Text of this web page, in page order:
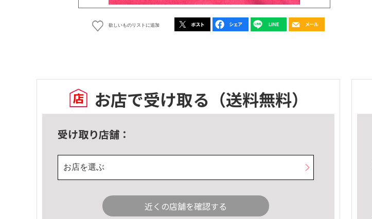
欲しいものリストに追加
お店で受け取る （送料無料）
受け取り店舗：
お店を選ぶ
近くの店舗を確認する